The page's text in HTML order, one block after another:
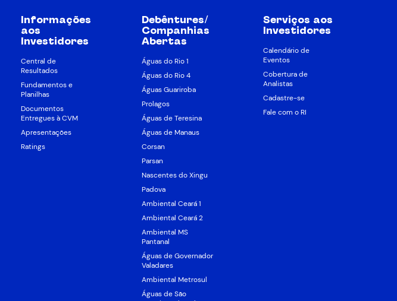
Informações
aos
Investidores
Central de
Resultados
Fundamentos e
Planilhas
Documentos
Entregues à CVM
Apresentações
Ratings
Debêntures/
Companhias
Abertas
Águas do Rio 1
Águas do Rio 4
Águas Guariroba
Prolagos
Águas de Teresina
Águas de Manaus
Corsan
Parsan
Nascentes do Xingu
Padova
Ambiental Ceará 1
Ambiental Ceará 2
Ambiental MS
Pantanal
Águas de Governador
Valadares
Ambiental Metrosul
Águas de São
Serviços aos
Investidores
Calendário de
Eventos
Cobertura de
Analistas
Cadastre-se
Fale com o RI